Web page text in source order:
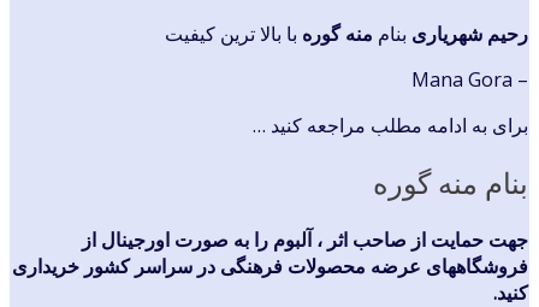
رحیم شهریاری بنام منه گوره با بالا ترین کیفیت
– Mana Gora
برای به ادامه مطلب مراجعه کنید …
بنام منه گوره
جهت حمایت از صاحب اثر ، آلبوم را به صورت اورجینال از
فروشگاههای عرضه محصولات فرهنگی در سراسر کشور خریداری
کنید.